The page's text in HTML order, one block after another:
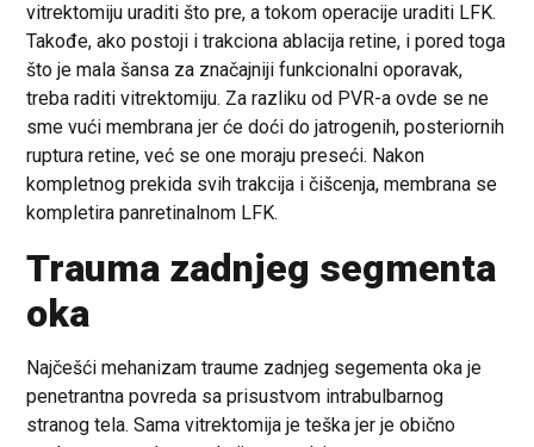
vitrektomiju uraditi što pre, a tokom operacije uraditi LFK.
Takođe, ako postoji i trakciona ablacija retine, i pored toga
što je mala šansa za značajniji funkcionalni oporavak,
treba raditi vitrektomiju. Za razliku od PVR-a ovde se ne
sme vući membrana jer će doći do jatrogenih, posteriornih
ruptura retine, već se one moraju preseći. Nakon
kompletnog prekida svih trakcija i čišcenja, membrana se
kompletira panretinalnom LFK.
Trauma zadnjeg segmenta
oka
Najčešći mehanizam traume zadnjeg segementa oka je
penetrantna povreda sa prisustvom intrabulbarnog
stranog tela. Sama vitrektomija je teška jer je obično